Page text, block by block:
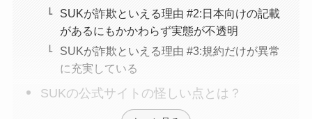
SUKが詐欺といえる理由 #2:日本向けの記載
があるにもかかわらず実態が不透明
SUKが詐欺といえる理由 #3:規約だけが異常
に充実している
SUKの公式サイトの怪しい点とは？